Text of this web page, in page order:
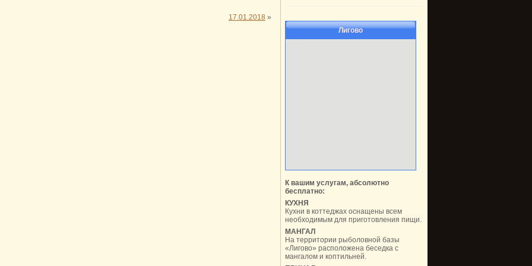
17.01.2018 »
Лигово
К вашим услугам, абсолютно
бесплатно:
КУХНЯ
Кухни в коттеджах оснащены всем
необходимым для приготовления пищи.
МАНГАЛ
На территории рыболовной базы
«Лигово» расположена беседка с
мангалом и коптильней.